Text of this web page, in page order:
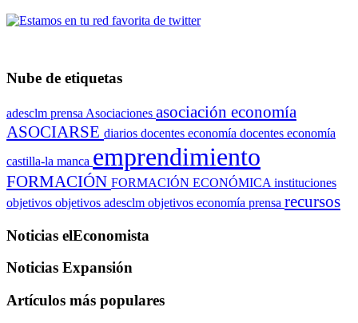
Nube de etiquetas
adesclm prensa Asociaciones asociación economía
ASOCIARSE diarios docentes economía docentes economía
castilla-la manca emprendimiento
FORMACIÓN FORMACIÓN ECONÓMICA instituciones
objetivos objetivos adesclm objetivos economía prensa recursos
Noticias elEconomista
Noticias Expansión
Artículos más populares